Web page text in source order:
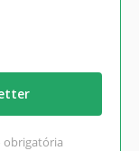
obrigatória